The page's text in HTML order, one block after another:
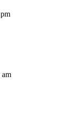
am